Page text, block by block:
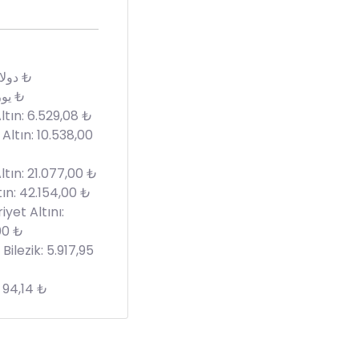
دولار: 47,59 ₺
يورو: 55,01 ₺
6.529,08 ₺
10.538,00
21.077,00 ₺
42.154,00 ₺
Altını:
₺
5.917,95
₺